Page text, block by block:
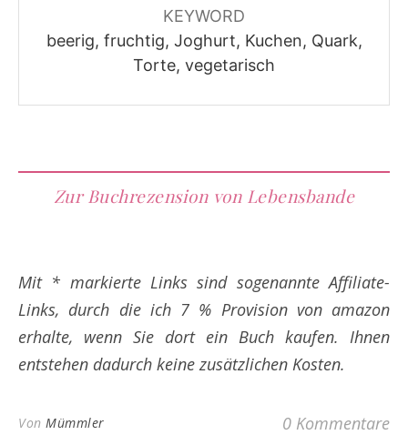
KEYWORD
beerig, fruchtig, Joghurt, Kuchen, Quark,
Torte, vegetarisch
Zur Buchrezension von Lebensbande
Mit * markierte Links sind sogenannte Affiliate-
Links, durch die ich 7 % Provision von amazon
erhalte, wenn Sie dort ein Buch kaufen. Ihnen
entstehen dadurch keine zusätzlichen Kosten.
Von Mümmler 0 Kommentare